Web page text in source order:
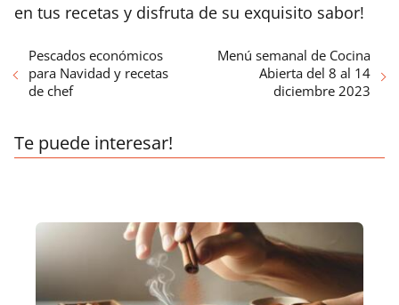
en tus recetas y disfruta de su exquisito sabor!
Pescados económicos
para Navidad y recetas
de chef
Menú semanal de Cocina
Abierta del 8 al 14
diciembre 2023
Te puede interesar!